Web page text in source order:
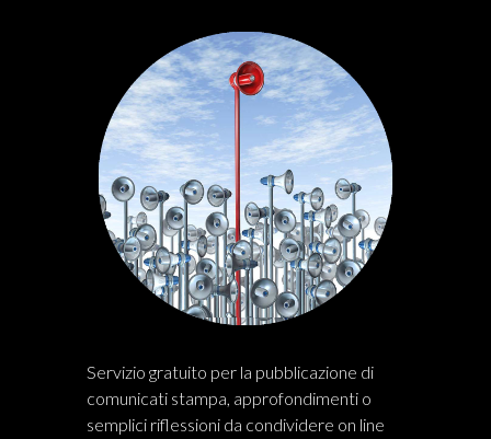
Servizio gratuito per la pubblicazione di
comunicati stampa, approfondimenti o
semplici riflessioni da condividere on line